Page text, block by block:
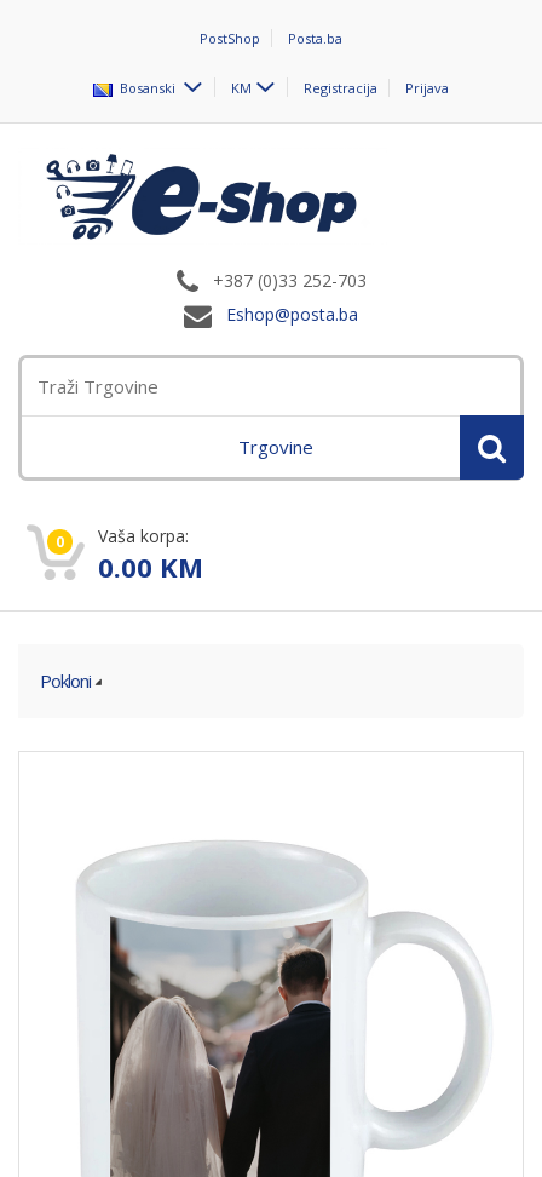
PostShop Posta.ba
Bosanski KM Registracija Prijava
+387 (0)33 252-703
Eshop@posta.ba
Trgovine
0 Vaša korpa:
0.00 KM
Pokloni